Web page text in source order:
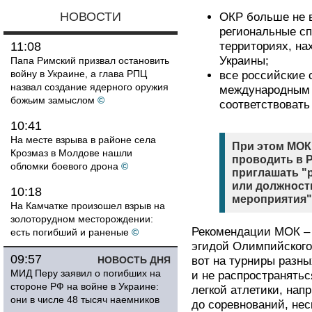
НОВОСТИ
11:08
Папа Римский призвал остановить
войну в Украине, а глава РПЦ
назвал создание ядерного оружия
божьим замыслом ©
10:41
На месте взрыва в районе села
Крозмаз в Молдове нашли
обломки боевого дрона ©
10:18
На Камчатке произошел взрыв на
золоторудном месторождении:
есть погибший и раненые ©
НОВОСТЬ ДНЯ
09:57
МИД Перу заявил о погибших на
стороне РФ на войне в Украине:
они в числе 48 тысяч наемников
ОКР больше не
региональные
территориях,
Украины;
все
При этом МОК
проводить в
приглашать
или
Рекомендации МОК –
эгидой
вот на турниры
и не
легкой атлетики,
до соревнований,